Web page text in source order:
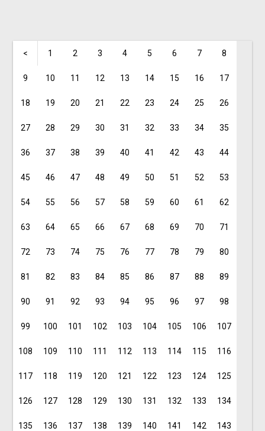
< 1 2 3 4 5 6 7 8
9 10 11 12 13 14 15 16 17
18 19 20 21 22 23 24 25 26
27 28 29 30 31 32 33 34 35
36 37 38 39 40 41 42 43 44
45 46 47 48 49 50 51 52 53
54 55 56 57 58 59 60 61 62
63 64 65 66 67 68 69 70 71
72 73 74 75 76 77 78 79 80
81 82 83 84 85 86 87 88 89
90 91 92 93 94 95 96 97 98
99 100 101 102 103 104 105 106 107
108 109 110 111 112 113 114 115 116
117 118 119 120 121 122 123 124 125
126 127 128 129 130 131 132 133 134
135 136 137 138 139 140 141 142 143